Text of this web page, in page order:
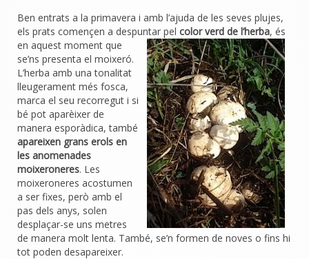
Ben entrats a la primavera i amb l’ajuda de les seves plujes,
els prats començen a despuntar pel color verd de l’herba, és
en aquest moment que
se’ns presenta el moixeró.
L’herba amb una tonalitat
lleugerament més fosca,
marca el seu recorregut i si
bé pot aparèixer de
manera esporàdica, també
apareixen grans erols en
les anomenades
moixeroneres. Les
moixeroneres acostumen
a ser fixes, però amb el
pas dels anys, solen
desplaçar-se uns metres
de manera molt lenta. També, se’n formen de noves o fins hi
tot poden desapareixer.